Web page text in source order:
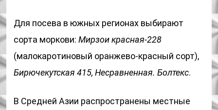
Для посева в южных регионах выбирают
сорта моркови:Мирзои красная-228
(малокаротиновый оранжево-красный сорт),
Бирючекутская 415, Несравненная. Болтекс.
В Средней Азии распространены местные